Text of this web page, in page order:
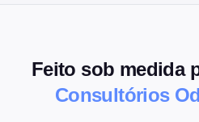
Feito sob medida
Consultórios